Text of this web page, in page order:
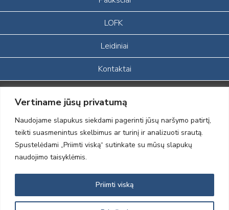
Vertiname jūsų privatumą
Naudojame slapukus siekdami pagerinti jūsų naršymo patirtį,
teikti suasmenintus skelbimus ar turinį ir analizuoti srautą.
Spustelėdami „Priimti viską“ sutinkate su mūsų slapukų
naudojimo taisyklėmis.
Priimti viską
LOFK
Leidiniai
Kontaktai
Portalas sukurtas įgyvendinant Lietuvos Respublikos, Europos
ekonominės erdvės ir Norvegijos finansinių mechanizmų iš dalies
finansuojamą paprojektį
„LOD visuomeninės /gamtosauginės veiklos sustiprinimas ir įvaizdžio
formavimas įtraukiant visuomenę į aplinkosauginių tyrimų veiklą“
(paprojekčio
įgyvendinimo sutarties numeris 2004-LT0008-NVO-1EEE/NOR-02-
2012 © Lietuvos Ornitologų Draugija © 2014, Visos teisės saugomos